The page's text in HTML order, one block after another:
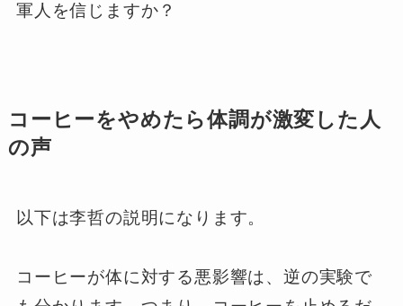
軍人を信じますか？
コーヒーをやめたら体調が激変した人
の声
以下は李哲の説明になります。
コーヒーが体に対する悪影響は、逆の実験で